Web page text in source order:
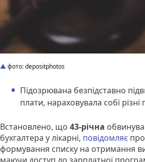
фото: depositphotos
Підозрювана безпідставно
плати, нараховувала собі різні
Встановлено, що 43-річна
бухгалтера у лікарні, повідомляє
формування списку на отримання